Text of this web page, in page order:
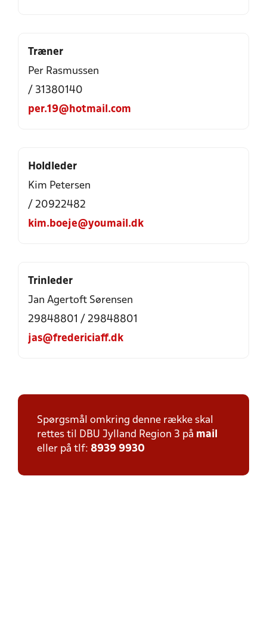
Træner
Per Rasmussen
/ 31380140
per.19@hotmail.com
Holdleder
Kim Petersen
/ 20922482
kim.boeje@youmail.dk
Trinleder
Jan Agertoft Sørensen
29848801 / 29848801
jas@fredericiaff.dk
Spørgsmål omkring denne række skal
rettes til DBU Jylland Region 3 på mail
eller på tlf: 8939 9930